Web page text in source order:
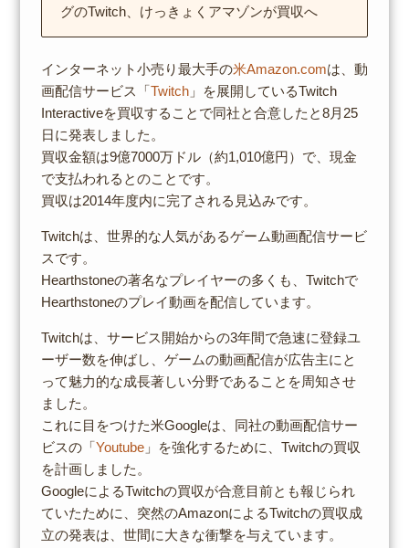
グのTwitch、けっきょくアマゾンが買収へ
インターネット小売り最大手の米Amazon.comは、動
画配信サービス「Twitch」を展開しているTwitch
Interactiveを買収することで同社と合意したと8月25
日に発表しました。
買収金額は9億7000万ドル（約1,010億円）で、現金
で支払われるとのことです。
買収は2014年度内に完了される見込みです。
Twitchは、世界的な人気があるゲーム動画配信サービ
スです。
Hearthstoneの著名なプレイヤーの多くも、Twitchで
Hearthstoneのプレイ動画を配信しています。
Twitchは、サービス開始からの3年間で急速に登録ユ
ーザー数を伸ばし、ゲームの動画配信が広告主にと
って魅力的な成長著しい分野であることを周知させ
ました。
これに目をつけた米Googleは、同社の動画配信サー
ビスの「Youtube」を強化するために、Twitchの買収
を計画しました。
GoogleによるTwitchの買収が合意目前とも報じられ
ていたために、突然のAmazonによるTwitchの買収成
立の発表は、世間に大きな衝撃を与えています。